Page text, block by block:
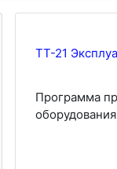
ТТ-21
Программа